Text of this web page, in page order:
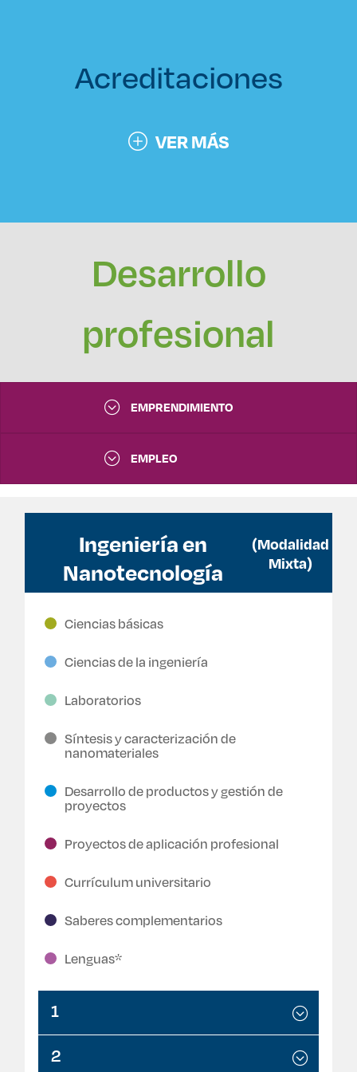
Acreditaciones
VER MÁS
Desarrollo
profesional
EMPRENDIMIENTO
EMPLEO
Ingeniería en
Nanotecnología
(Modalidad
Mixta)
Ciencias básicas
Ciencias de la ingeniería
Laboratorios
Síntesis y caracterización de
nanomateriales
Desarrollo de productos y gestión de
proyectos
Proyectos de aplicación profesional
Currículum universitario
Saberes complementarios
Lenguas*
1
Algoritmos y programación
Cálculo diferencial
Comunicación oral y escrita
Información y autoaprendizaje en la era digital
Introducción a la nanotecnología
Química para ingeniería I
Lenguas
2